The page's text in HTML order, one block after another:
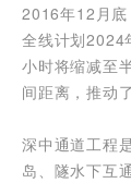
2016年12月底
全线计划2024
小时将缩减至
间距离，推动
深中通道工程
岛、隧水下互